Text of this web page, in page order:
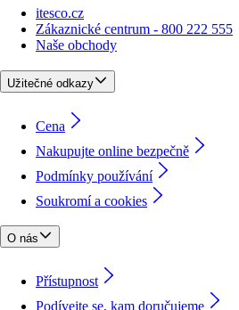
itesco.cz
Zákaznické centrum - 800 222 555
Naše obchody
Užitečné odkazy
Cena
Nakupujte online bezpečně
Podmínky používání
Soukromí a cookies
O nás
Přístupnost
Podívejte se, kam doručujeme